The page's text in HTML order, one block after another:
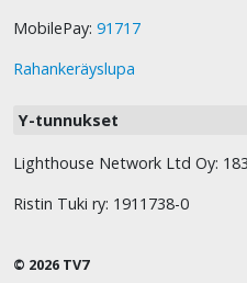
MobilePay: 91717
Rahankeräyslupa
Y-tunnukset
Lighthouse Network Ltd Oy:
Ristin Tuki ry: 1911738-0
© 2026 TV7